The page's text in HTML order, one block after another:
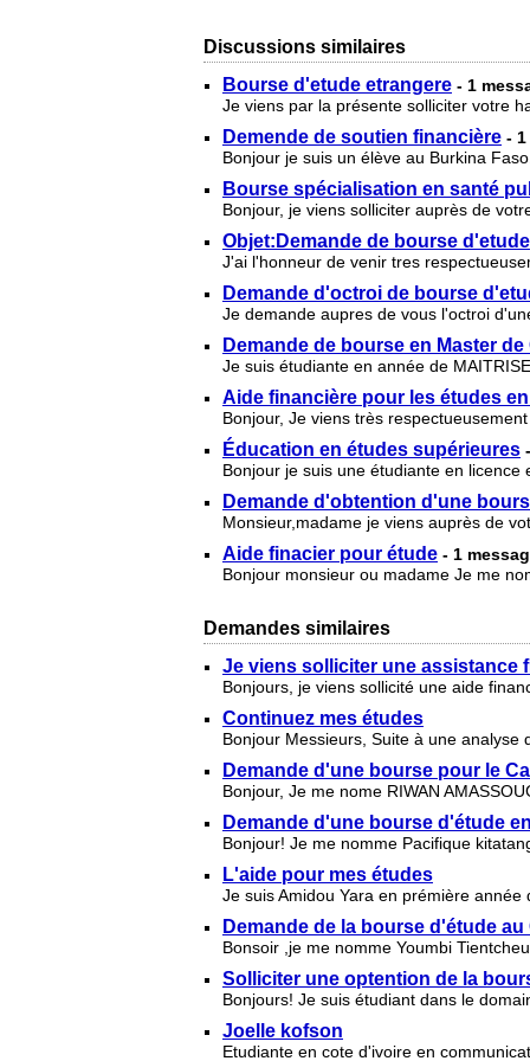
Discussions similaires
Bourse d'etude etrangere - 1
Je viens par la présente solliciter votre
Demende de soutien financière -
Bonjour je suis un élève au Burkina
Bourse spécialisation en santé
Bonjour, je viens solliciter auprès de
Objet:Demande de bourse d'etude
J'ai l'honneur de venir tres
Demande d'octroi de bourse
Je demande aupres de vous l'octroi
Demande de bourse en Master de
Je suis étudiante en année de
Aide financière pour les études
Bonjour, Je viens très
Éducation en études supérieures
Bonjour je suis une étudiante en licence
Demande d'obtention d'une
Monsieur,madame je viens auprès de
Aide finacier pour étude - 1
Bonjour monsieur ou madame Je me
Demandes similaires
Je viens solliciter une assistance
Bonjours, je viens sollicité une aide
Continuez mes études
Bonjour Messieurs, Suite à une analyse
Demande d'une bourse pour le
Bonjour, Je me nome RIWAN
Demande d'une bourse d'étude
Bonjour! Je me nomme Pacifique
L'aide pour mes études
Je suis Amidou Yara en prémière
Demande de la bourse d'étude
Bonsoir ,je me nomme Youmbi
Solliciter une optention de la
Bonjours! Je suis étudiant dans le
Joelle kofson
Etudiante en cote d'ivoire en